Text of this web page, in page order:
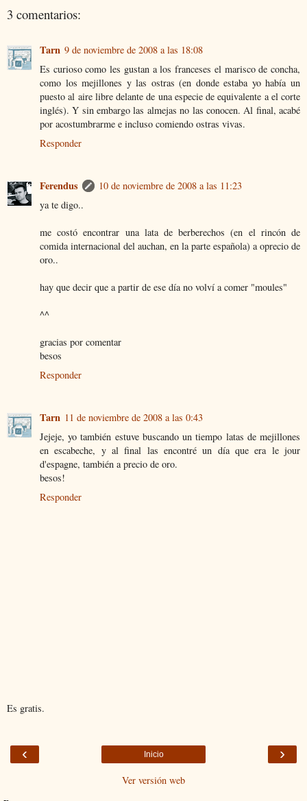
3 comentarios:
Tarn 9 de noviembre de 2008 a las 18:08
Es curioso como les gustan a los franceses el marisco de concha,
como los mejillones y las ostras (en donde estaba yo había un
puesto al aire libre delante de una especie de equivalente a el corte
inglés). Y sin embargo las almejas no las conocen. Al final, acabé
por acostumbrarme e incluso comiendo ostras vivas.
Responder
Ferendus
10 de noviembre de 2008 a las 11:23
ya te digo..
me costó encontrar una lata de berberechos (en el rincón de
comida internacional del auchan, en la parte española) a oprecio de
oro..
hay que decir que a partir de ese día no volví a comer "moules"
^^
gracias por comentar
besos
Responder
Tarn 11 de noviembre de 2008 a las 0:43
Jejeje, yo también estuve buscando un tiempo latas de mejillones
en escabeche, y al final las encontré un día que era le jour
d'espagne, también a precio de oro.
besos!
Responder
Es gratis.
‹ ›
Inicio
Ver versión web